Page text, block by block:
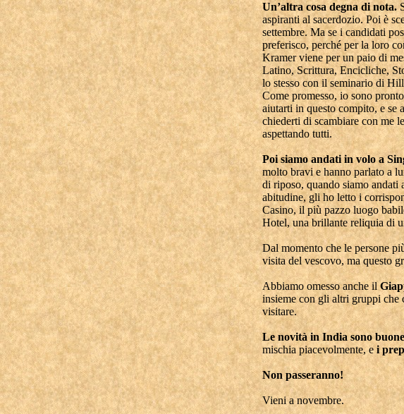
Un’altra cosa degna di nota.
aspiranti al sacerdozio. Poi è
settembre. Ma se i candidati
preferisco, perché per la loro
Kramer viene per un paio di
Latino, Scrittura, Encicliche,
lo stesso con il seminario di
Come promesso, io sono
aiutarti in questo compito, e se
chiederti di scambiare con me
aspettando tutti.
Poi siamo andati in volo a
molto bravi e hanno parlato a
di riposo, quando siamo andati
abitudine, gli ho letto i
Casino, il più pazzo luogo
Hotel, una brillante reliquia di
Dal momento che le persone
visita del vescovo, ma questo
Abbiamo omesso anche il
insieme con gli altri gruppi che
visitare.
Le novità in India sono buone
mischia piacevolmente, ei
Non passeranno!
Vieni a novembre.